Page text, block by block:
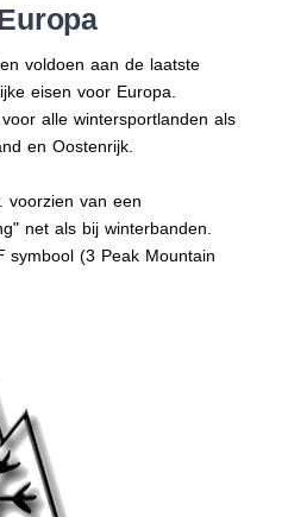
voldoen aan de laatste
eisen voor Europa.
alle wintersportlanden als
en Oostenrijk.
voorzien van een
net als bij winterbanden.
symbool (3 Peak Mountain